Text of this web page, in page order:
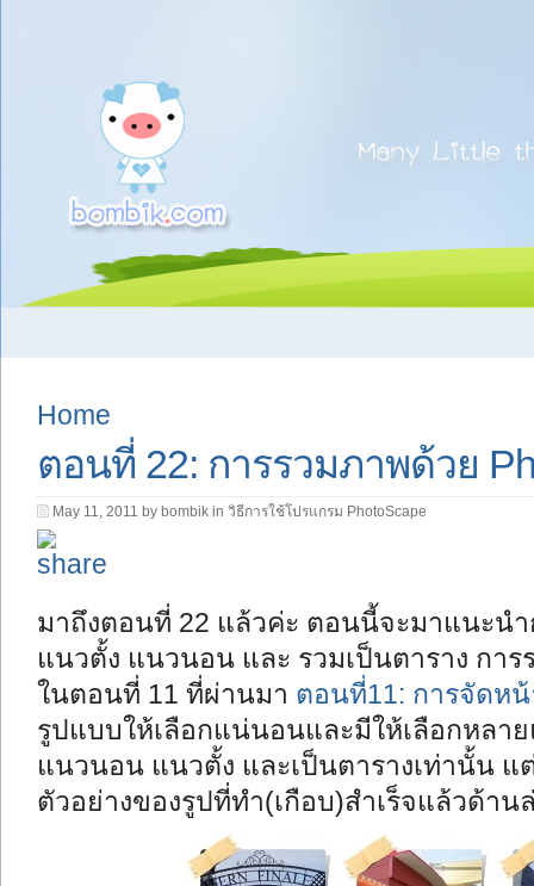
Home
ตอนที่ 22: การรวมภาพด้วย
May 11, 2011 by bombik in วิธีการใช้โปรแกรม PhotoScape
มาถึงตอนที่ 22 แล้วค่ะ ตอนนี้จะมาแนะน
แนวตั้ง แนวนอน และ รวมเป็นตาราง กา
ในตอนที่ 11 ที่ผ่านมา ตอนที่11: การจัดห
รูปแบบให้เลือกแน่นอนและมีให้เลือกหลา
แนวนอน แนวตั้ง และเป็นตารางเท่านั้น
ตัวอย่างของรูปที่ทำ(เกือบ)สำเร็จแล้วด้าน